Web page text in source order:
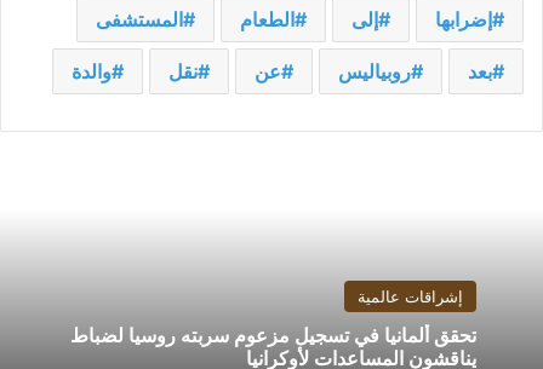
إضرابها إلى الطعام المستشفى
بعد روبياليس عن نقل والدة
إشراقات عالمية
تحقق ألمانيا في تسجيل مزعوم سربته روسيا لضباط
يناقشون المساعدات لأوكرانيا